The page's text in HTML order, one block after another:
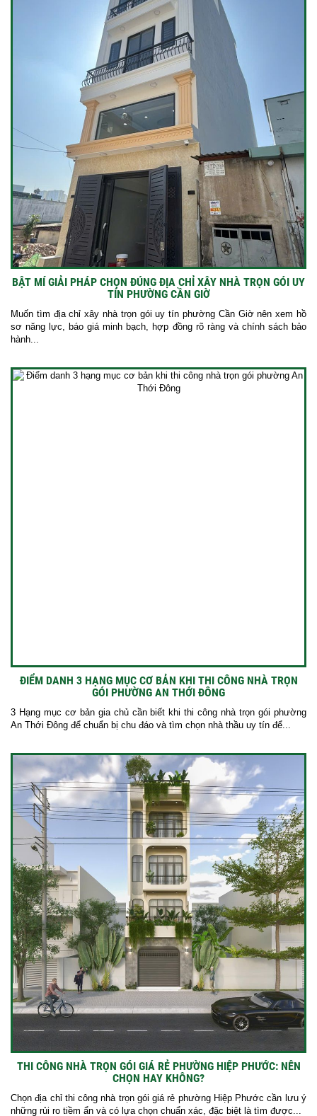
BẬT MÍ GIẢI PHÁP CHỌN ĐÚNG ĐỊA CHỈ XÂY NHÀ TRỌN GÓI UY
TÍN PHƯỜNG CẦN GIỜ
Muốn tìm địa chỉ xây nhà trọn gói uy tín phường Cần Giờ nên xem hồ
sơ năng lực, báo giá minh bạch, hợp đồng rõ ràng và chính sách bảo
hành...
ĐIỂM DANH 3 HẠNG MỤC CƠ BẢN KHI THI CÔNG NHÀ TRỌN
GÓI PHƯỜNG AN THỚI ĐÔNG
3 Hạng mục cơ bản gia chủ cần biết khi thi công nhà trọn gói phường
An Thới Đông để chuẩn bị chu đáo và tìm chọn nhà thầu uy tín để...
THI CÔNG NHÀ TRỌN GÓI GIÁ RẺ PHƯỜNG HIỆP PHƯỚC: NÊN
CHỌN HAY KHÔNG?
Chọn địa chỉ thi công nhà trọn gói giá rẻ phường Hiệp Phước cần lưu ý
những rủi ro tiềm ẩn và có lựa chọn chuẩn xác, đặc biệt là tìm được...